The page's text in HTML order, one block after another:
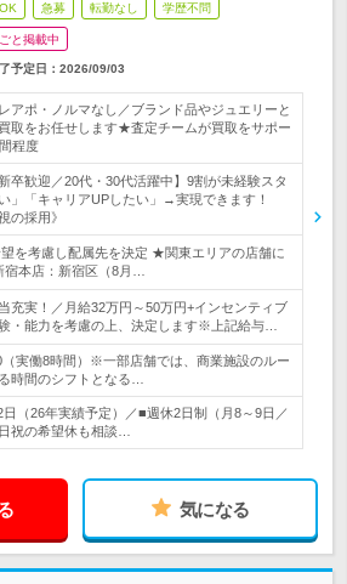
急募 転勤なし 学歴不問
と掲載中
予定日： 2026/09/03
アポ・ノルマなし／ブランド品やジュエリーと
取をお任せします★査定チームが買取をサポー
程度
卒歓迎／20代・30代活躍中】9割が未経験スタ
」「キャリアUPしたい」→実現できます！
の採用》
を考慮し配属先を決定 ★関東エリアの店舗に
本店：新宿区（8月…
充実！／月給32万円～50万円+インセンティブ
・能力を考慮の上、決定します※上記給与…
（実働8時間）※一部店舗では、商業施設のルー
時間のシフトとなる…
（26年実績予定）／■週休2日制（月8～9日／
祝の希望休も相談…
気になる